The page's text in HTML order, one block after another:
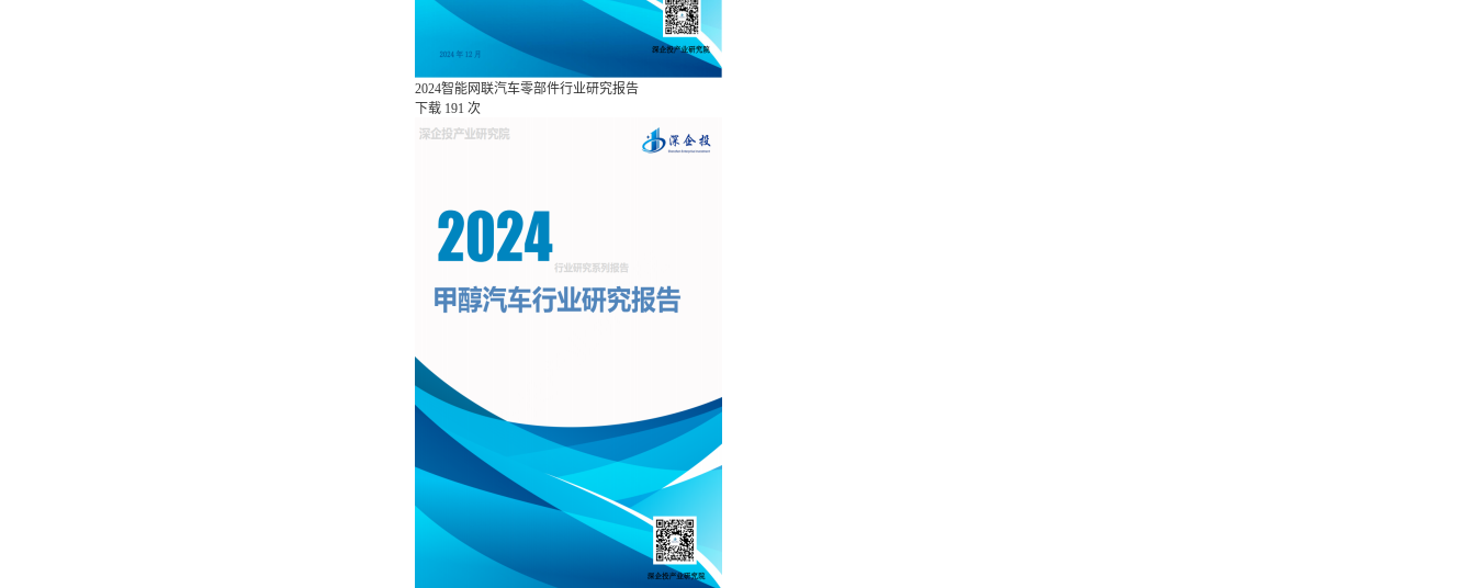
2024智能网联汽车零部件行业研究报告
下载 191 次